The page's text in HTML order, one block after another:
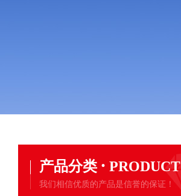
产品分类 · PRODUCT
我们相信优质的产品是信誉的保证！